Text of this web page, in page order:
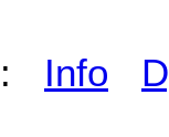
: Info